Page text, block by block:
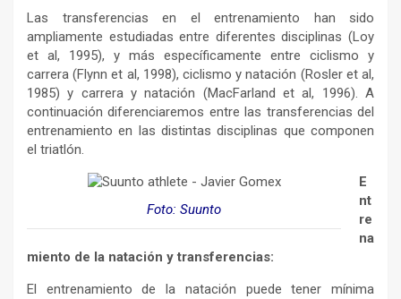
Las transferencias en el entrenamiento han sido
ampliamente estudiadas entre diferentes disciplinas (Loy
et al, 1995), y más específicamente entre ciclismo y
carrera (Flynn et al, 1998), ciclismo y natación (Rosler et al,
1985) y carrera y natación (MacFarland et al, 1996). A
continuación diferenciaremos entre las transferencias del
entrenamiento en las distintas disciplinas que componen
el triatlón.
Foto: Suunto
E
nt
re
na
miento de la natación y transferencias:
El entrenamiento de la natación puede tener mínima